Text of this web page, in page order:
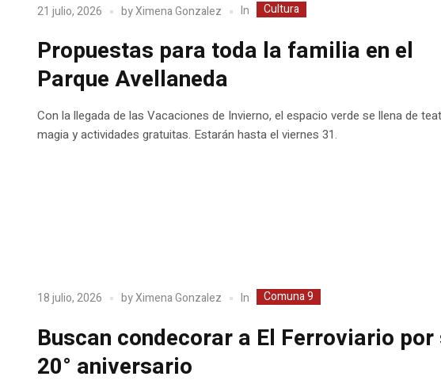
21 julio, 2026 byXimena Gonzalez In Cultura
Propuestas para toda la familia en el
Parque Avellaneda
Con la llegada de las Vacaciones de Invierno, el espacio verde se llena de
magia y actividades gratuitas. Estarán hasta el viernes 31.
18 julio, 2026 byXimena Gonzalez In Comuna 9
Buscan condecorar a El Ferroviario por
20° aniversario